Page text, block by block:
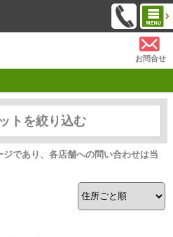
お問合せ
トを絞り込む
であり、各店舗への問い合わせは当